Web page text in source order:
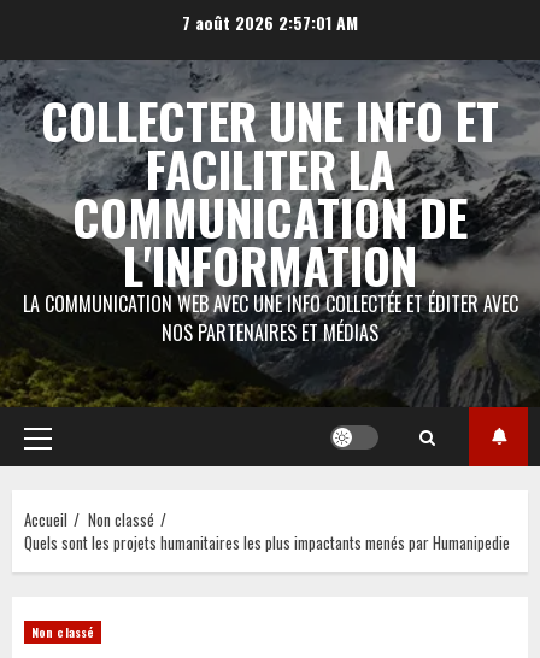
contenu
7 août 2026 2:57:02 AM
COLLECTER UNE INFO ET
FACILITER LA
COMMUNICATION DE
L'INFORMATION
LA COMMUNICATION WEB AVEC UNE INFO COLLECTÉE ET ÉDITER AVEC
NOS PARTENAIRES ET MÉDIAS
Menu
principal
Accueil
Non classé
Quels sont les projets humanitaires les plus impactants menés par Humanipedie
Non classé